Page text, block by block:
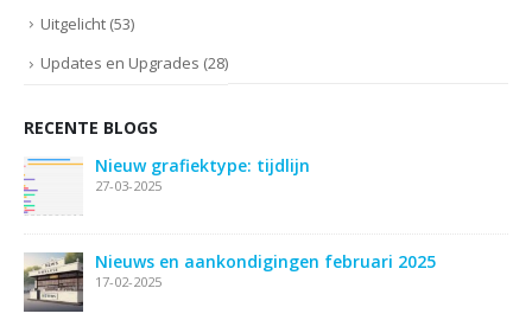
Uitgelicht (53)
Updates en Upgrades (28)
RECENTE BLOGS
Nieuw grafiektype: tijdlijn
27-03-2025
Nieuws en aankondigingen februari 2025
17-02-2025